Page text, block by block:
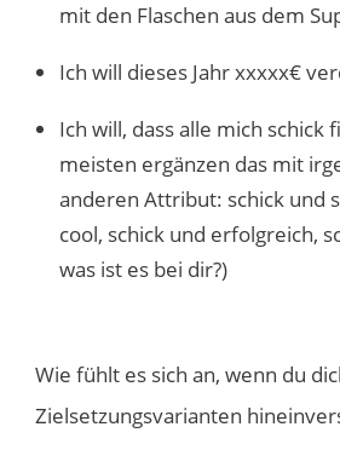
mit den Flaschen aus dem
Ich will dieses Jahr xxxxx€
Ich will, dass alle mich schick
meisten ergänzen das mit
anderen Attribut: schick und
cool, schick und erfolgreich,
was ist es bei dir?)
Wie fühlt es sich an, wenn du
Zielsetzungsvarianten